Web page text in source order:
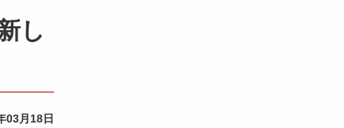
し
03月18日